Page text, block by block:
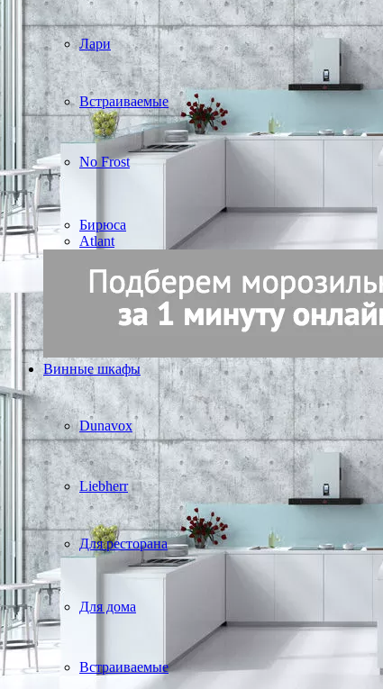
Лари
Встраиваемые
No Frost
Бирюса
Atlant
Винные шкафы
Dunavox
Liebherr
Для ресторана
Для дома
Встраиваемые